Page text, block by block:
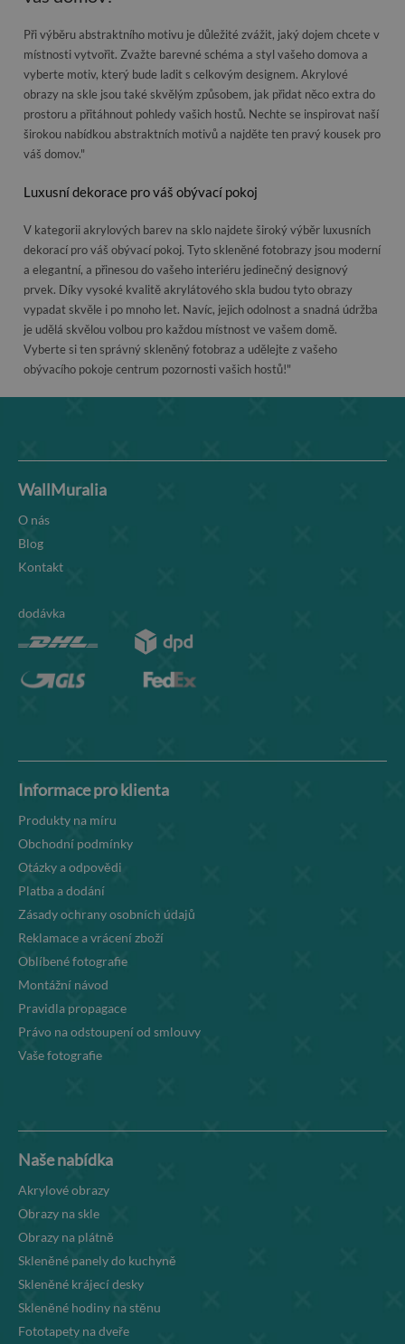
Při výběru abstraktního motivu je důležité zvážit, jaký dojem chcete v
místnosti vytvořit. Zvažte barevné schéma a styl vašeho domova a
vyberte motiv, který bude ladit s celkovým designem. Akrylové
obrazy na skle jsou také skvělým způsobem, jak přidat něco extra do
prostoru a přitáhnout pohledy vašich hostů. Nechte se inspirovat naší
širokou nabídkou abstraktních motivů a najděte ten pravý kousek pro
váš domov."
Luxusní dekorace pro váš obývací pokoj
V kategorii akrylových barev na sklo najdete široký výběr luxusních
dekorací pro váš obývací pokoj. Tyto skleněné fotobrazy jsou moderní
a elegantní, a přinesou do vašeho interiéru jedinečný designový
prvek. Díky vysoké kvalitě akrylátového skla budou tyto obrazy
vypadat skvěle i po mnoho let. Navíc, jejich odolnost a snadná údržba
je udělá skvělou volbou pro každou místnost ve vašem domě.
Vyberte si ten správný skleněný fotobraz a udělejte z vašeho
obývacího pokoje centrum pozornosti vašich hostů!"
WallMuralia
O nás
Blog
Kontakt
dodávka
Informace pro klienta
Produkty na míru
Obchodní podmínky
Otázky a odpovědi
Platba a dodání
Zásady ochrany osobních údajů
Reklamace a vrácení zboží
Oblíbené fotografie
Montážní návod
Pravidla propagace
Právo na odstoupení od smlouvy
Vaše fotografie
Naše nabídka
Akrylové obrazy
Obrazy na skle
Obrazy na plátně
Skleněné panely do kuchyně
Skleněné krájecí desky
Skleněné hodiny na stěnu
Fototapety na dveře